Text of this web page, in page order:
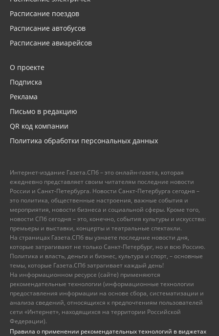
Расписание поездов
Расписание автобусов
Расписание авиарейсов
О проекте
Подписка
Реклама
Письмо в редакцию
QR код компании
Политика обработки персональных данных
Интернет-издание Газета.СПб – это онлайн-газета, которая
ежедневно представляет своим читателям последние новости
России и Санкт-Петербурга. Новости Санкт-Петербурга сегодня –
это политика, общественные настроения, важные события и
мероприятия, новости бизнеса и социальной сферы. Кроме того,
новости СПб сегодня – это, конечно, события культуры и искусства:
премьеры и выставки, концерты и театральные спектакли.
На страницах Газета.СПб вы узнаете последние новости дня,
которые затрагивают не только Санкт-Петербург, но и всю Россию.
Политика и власть, деньги и бизнес, культура и спорт, – основные
темы, которые Газета.СПб затрагивает каждый день!
На информационном ресурсе (сайте) применяются
рекомендательные технологии (информационные технологии
предоставления информации на основе сбора, систематизации и
анализа сведений, относящихся к предпочтениям пользователей
сети «Интернет», находящихся на территории Российской
Федерации).
Правила о применении рекомендательных технологий в виджетах